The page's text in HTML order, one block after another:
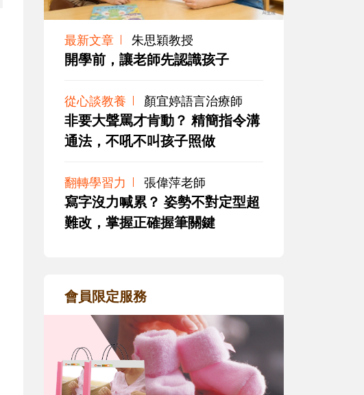
最新文章 朱思穎教授
開學前，讓老師先認識孩子
從心談教養 顏宜婷語言治療師
非要大聲罵才肯動？ 精簡指令溝
通法，不吼不叫孩子照做
翻轉學習力 張偉萍老師
寫字沒力喊累？ 姿勢不對定型超
難改，掌握正確握筆關鍵
會員限定服務